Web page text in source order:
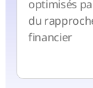
optimisés
du
financier